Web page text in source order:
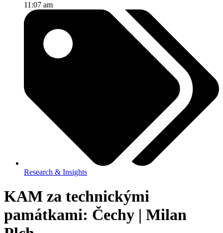
11:07 am
Research & Insights
KAM za technickými
památkami: Čechy | Milan